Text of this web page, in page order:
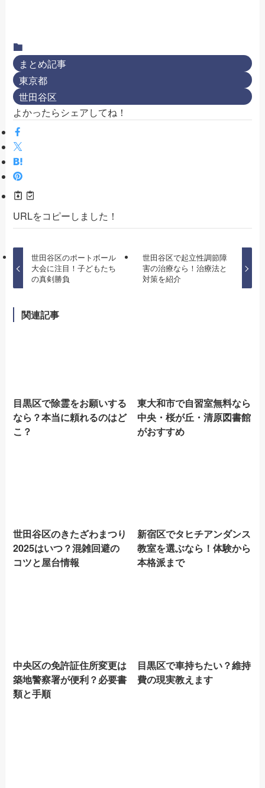
まとめ記事
東京都
世田谷区
よかったらシェアしてね！
URLをコピーしました！
世田谷区のポートボール
大会に注目！子どもたち
の真剣勝負
世田谷区で起立性調節障
害の治療なら！治療法と
対策を紹介
関連記事
目黒区で除霊をお願いする
なら？本当に頼れるのはど
こ？
東大和市で自習室無料なら
中央・桜が丘・清原図書館
がおすすめ
世田谷区のきたざわまつり
2025はいつ？混雑回避の
コツと屋台情報
新宿区でタヒチアンダンス
教室を選ぶなら！体験から
本格派まで
中央区の免許証住所変更は
築地警察署が便利？必要書
類と手順
目黒区で車持ちたい？維持
費の現実教えます